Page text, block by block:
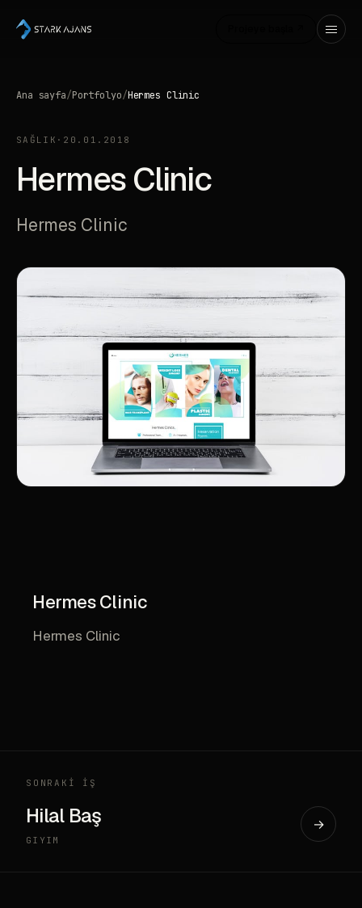
Ana sayfa/Portfolyo/Hermes Clinic
SAĞLIK · 20.01.2018
Hermes Clinic
Hermes Clinic
Hermes Clinic
Hermes Clinic
SONRAKİ İŞ
Hilal Baş
GIYIM
→